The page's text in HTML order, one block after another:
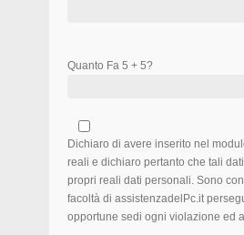
Quanto Fa 5 + 5?
Dichiaro di avere inserito nel
reali e dichiaro pertanto che tali
propri reali dati personali. Sono
facoltà di assistenzadelPc.it
opportune sedi ogni violazione ed